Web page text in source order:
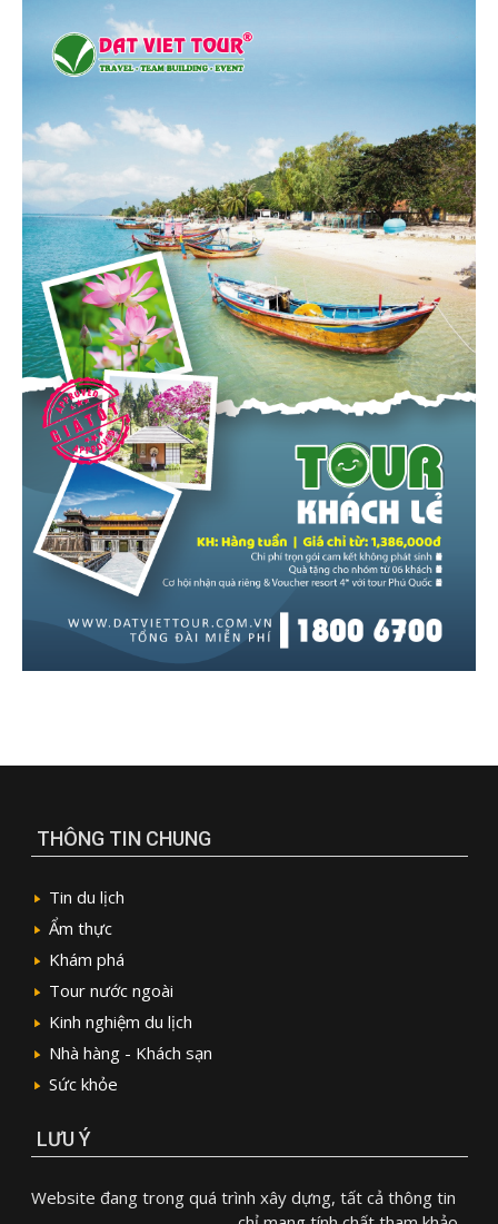
THÔNG TIN CHUNG
Tin du lịch
Ẩm thực
Khám phá
Tour nước ngoài
Kinh nghiệm du lịch
Nhà hàng - Khách sạn
Sức khỏe
LƯU Ý
Website đang trong quá trình xây dựng, tất cả thông tin